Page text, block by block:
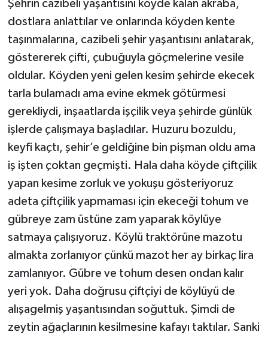
Şehrin cazibeli yaşantısını köyde kalan akraba,
dostlara anlattılar ve onlarında köyden kente
taşınmalarına, cazibeli şehir yaşantısını anlatarak,
göstererek çifti, çubuğuyla göçmelerine vesile
oldular. Köyden yeni gelen kesim şehirde ekecek
tarla bulamadı ama evine ekmek götürmesi
gerekliydi, inşaatlarda işçilik veya şehirde günlük
işlerde çalışmaya başladılar. Huzuru bozuldu,
keyfi kaçtı, şehir’e geldiğine bin pişman oldu ama
iş işten çoktan geçmişti. Hala daha köyde çiftçilik
yapan kesime zorluk ve yokuşu gösteriyoruz
adeta çiftçilik yapmaması için ekeceği tohum ve
gübreye zam üstüne zam yaparak köylüye
satmaya çalışıyoruz. Köylü traktörüne mazotu
almakta zorlanıyor çünkü mazot her ay birkaç lira
zamlanıyor. Gübre ve tohum desen ondan kalır
yeri yok. Daha doğrusu çiftçiyi de köylüyü de
alışagelmiş yaşantısından soğuttuk. Şimdi de
zeytin ağaçlarının kesilmesine kafayı taktılar. Sanki